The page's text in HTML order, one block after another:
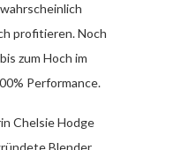
profitieren. Noch
zum Hoch im
Performance.
Chelsie Hodge